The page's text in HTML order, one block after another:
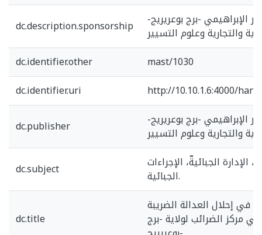
dc.description.sponsorship
الإبراهيمي -برج بوعريريج-
والتجارية وعلوم التسيير
dc.identifier.other
mast/1030
dc.identifier.uri
http://10.10.1.6:4000/
dc.publisher
الإبراهيمي -برج بوعريريج-
والتجارية وعلوم التسيير
dc.subject
الإدارة الجبائيةّ، الإجراءات
الجبائية.
dc.title
في إحلال العدالة الضريبة
مركز الضرائب لولاية -برج